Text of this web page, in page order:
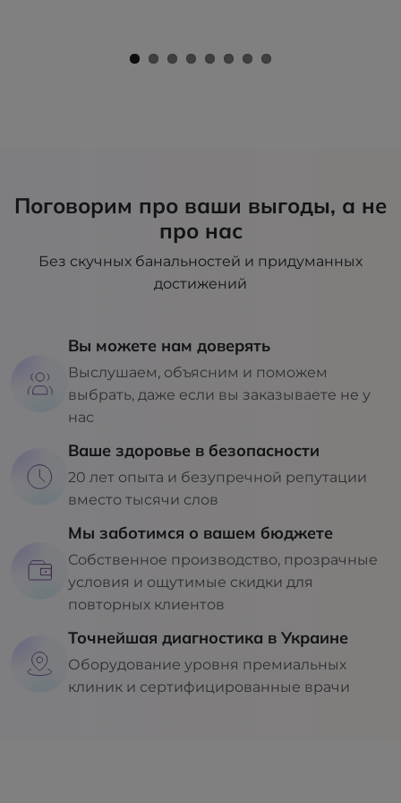
Поговорим про ваши выгоды, а не
про нас
Без скучных банальностей и придуманных
достижений
Вы можете нам доверять
Выслушаем, объясним и поможем
выбрать, даже если вы заказываете не у
нас
Ваше здоровье в безопасности
20 лет опыта и безупречной репутации
вместо тысячи слов
Мы заботимся о вашем бюджете
Собственное производство, прозрачные
условия и ощутимые скидки для
повторных клиентов
Точнейшая диагностика в Украине
Оборудование уровня премиальных
клиник и сертифицированные врачи